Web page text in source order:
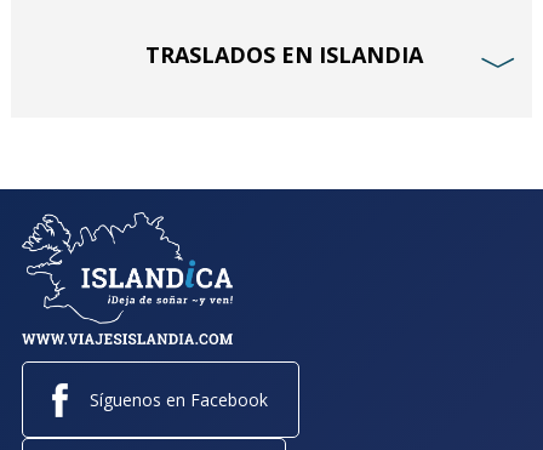
TRASLADOS EN ISLANDIA ﹀
Síguenos en Facebook